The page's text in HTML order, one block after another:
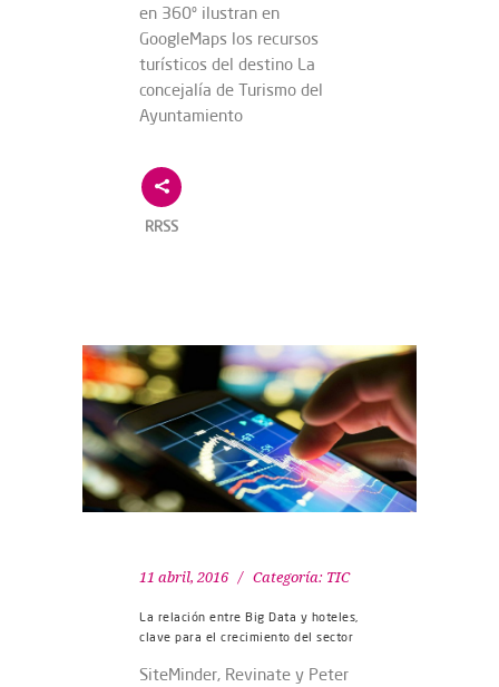
en 360º ilustran en
GoogleMaps los recursos
turísticos del destino La
concejalía de Turismo del
Ayuntamiento
RRSS
11 abril, 2016 Categoría: TIC
La relación entre Big Data y hoteles,
clave para el crecimiento del sector
SiteMinder, Revinate y Peter